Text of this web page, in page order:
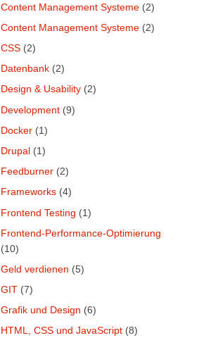
Content Management Systeme (2)
Content Management Systeme (2)
CSS (2)
Datenbank (2)
Design & Usability (2)
Development (9)
Docker (1)
Drupal (1)
Feedburner (2)
Frameworks (4)
Frontend Testing (1)
Frontend-Performance-Optimierung
(10)
Geld verdienen (5)
GIT (7)
Grafik und Design (6)
HTML, CSS und JavaScript (8)